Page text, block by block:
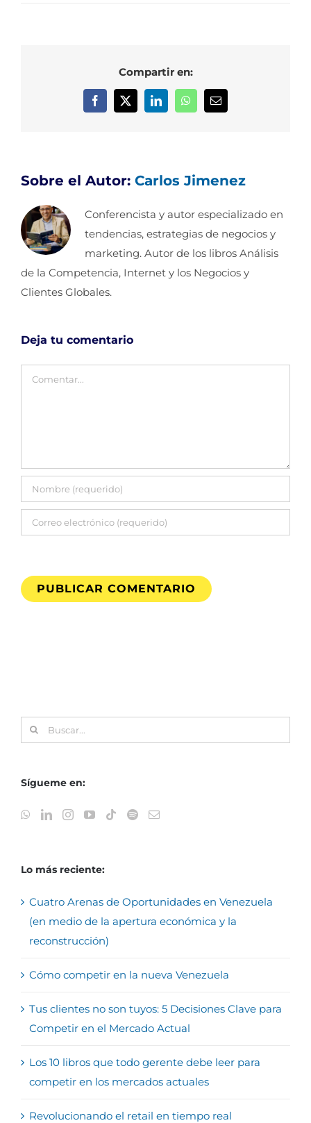
Compartir en:
Facebook
X LinkedInWhatsAppCorreo
Sobre el Autor: Carlos Jimenez
Conferencista y autor especializado en
tendencias, estrategias de negocios y
marketing. Autor de los libros Análisis
de la Competencia, Internet y los Negocios y
Clientes Globales.
Deja tu comentario
Comentar
Buscar:
Sígueme en:
Lo más reciente:
Cuatro Arenas de Oportunidades en Venezuela
(en medio de la apertura económica y la
reconstrucción)
Cómo competir en la nueva Venezuela
Tus clientes no son tuyos: 5 Decisiones Clave para
Competir en el Mercado Actual
Los 10 libros que todo gerente debe leer para
competir en los mercados actuales
Revolucionando el retail en tiempo real